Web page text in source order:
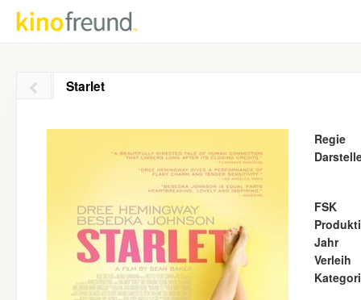
Starlet
Regie
FSK
Jahr
Verleih